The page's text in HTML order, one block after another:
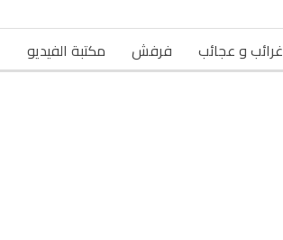
غرائب و عجائب فرفش مكتبة الفيديو